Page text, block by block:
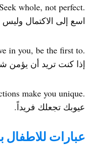
.Seek whole, not perfect
اسع إلى الاكتمال وليس
.If you want someone to believe in you, be the first to
إذا كنت تريد أن
.Your imperfections make you unique
عيوبك تجعلك فريداً.
عبارات للاطفال